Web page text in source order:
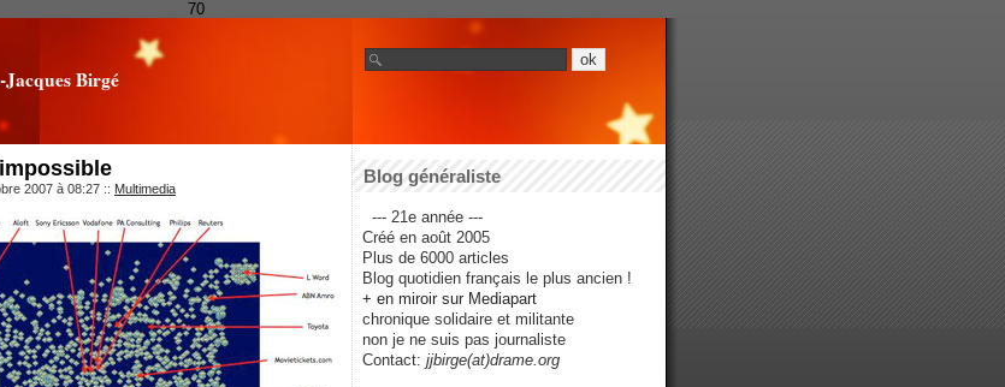
70
Jacques Birgé
2007 à 08:27 :: Multimedia
Blog généraliste
--- 21e année ---
Créé en août 2005
Plus de 6000 articles
Blog quotidien français le plus ancien !
+ en miroir sur Mediapart
chronique solidaire et militante
non je ne suis pas journaliste
Contact: jjbirge(at)drame.org